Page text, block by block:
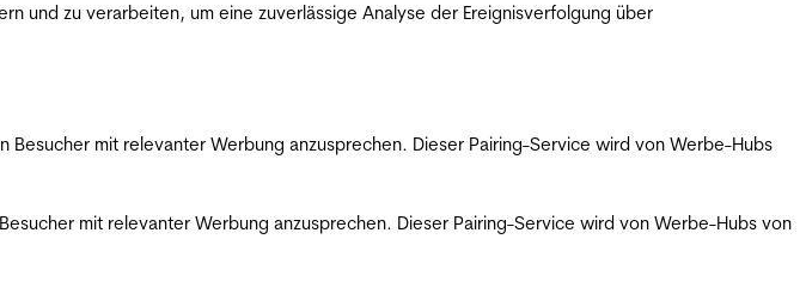
und zu verarbeiten, um eine zuverlässige Analyse der Ereignisverfolgung über
mit relevanter Werbung anzusprechen. Dieser Pairing-Service wird von Werbe-Hubs
mit relevanter Werbung anzusprechen. Dieser Pairing-Service wird von Werbe-Hubs von